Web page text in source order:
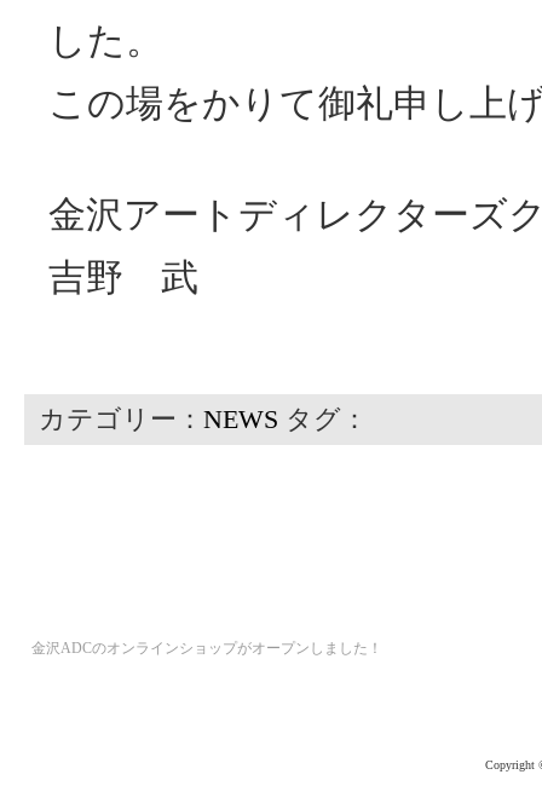
した。
この場をかりて御礼申し上
金沢アートディレクターズ
吉野 武
カテゴリー： NEWS タグ：
金沢ADCのオンラインショップがオープンしました！
Copyright